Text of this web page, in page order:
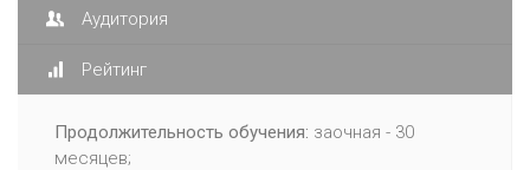
Аудитория
Рейтинг
Продолжительность обучения: заочная - 30
месяцев;